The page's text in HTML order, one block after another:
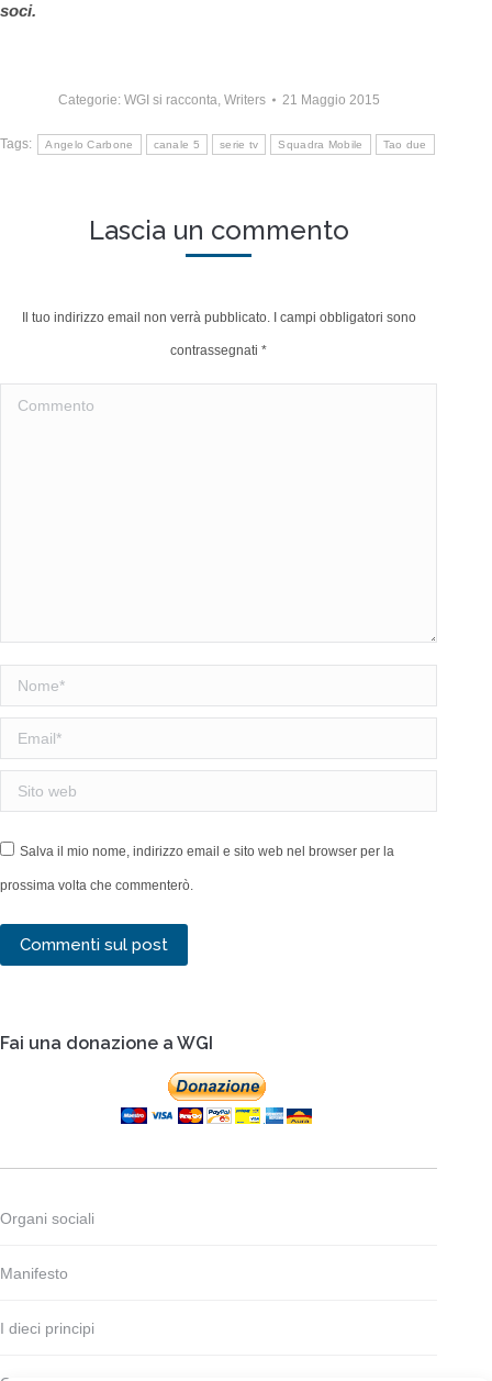
soci.
Categorie: WGI si racconta, Writers 21 Maggio 2015
Tags: Angelo Carbone canale 5 serie tv Squadra Mobile Tao due
Lascia un commento
Il tuo indirizzo email non verrà pubblicato. I campi obbligatori sono
contrassegnati *
Commento
Nome *
Email *
Sito web
Salva il mio nome, indirizzo email e sito web nel browser per la
prossima volta che commenterò.
Commenti sul post
Fai una donazione a WGI
Organi sociali
Manifesto
I dieci principi